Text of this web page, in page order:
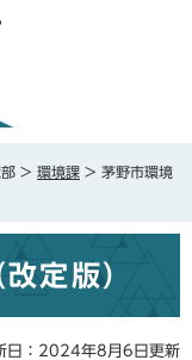
> 環境課 > 茅野市環境
定版）
日：2024年8月6日更新